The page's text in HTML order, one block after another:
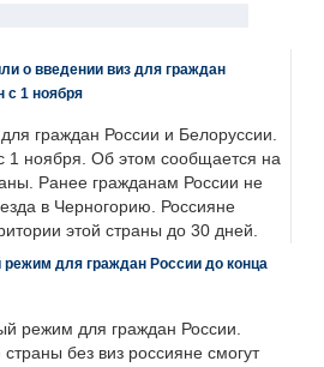
о введении виз для граждан
с 1 ноября
граждан России и Белоруссии.
1 ноября. Об этом сообщается на
Ранее гражданам России не
в Черногорию. Россияне
этой страны до 30 дней.
режим для граждан России до конца
режим для граждан России.
без виз россияне смогут